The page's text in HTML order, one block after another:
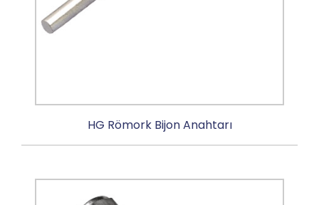
HG Römork Bijon Anahtarı